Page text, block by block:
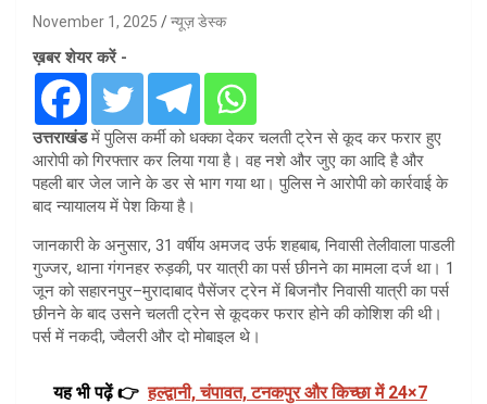
November 1, 2025 न्यूज़ डेस्क
ख़बर शेयर करें -
उत्तराखंडमें पुलिस कर्मी को धक्का देकर चलती ट्रेन से कूद कर फरार हुए
आरोपी को गिरफ्तार कर लिया गया है। वह नशे और जुए का आदि है और
पहली बार जेल जाने के डर से भाग गया था। पुलिस ने आरोपी को कार्रवाई के
बाद न्यायालय में पेश किया है।
जानकारी के अनुसार, 31 वर्षीय अमजद उर्फ शहबाब, निवासी तेलीवाला पाडली
गुज्जर, थाना गंगनहर रुड़की, पर यात्री का पर्स छीनने का मामला दर्ज था। 1
जून को सहारनपुर–मुरादाबाद पैसेंजर ट्रेन में बिजनौर निवासी यात्री का पर्स
छीनने के बाद उसने चलती ट्रेन से कूदकर फरार होने की कोशिश की थी।
पर्स में नकदी, ज्वैलरी और दो मोबाइल थे।
यह भी पढ़ें 👉 हल्द्वानी, चंपावत, टनकपुर और किच्छा में 24×7